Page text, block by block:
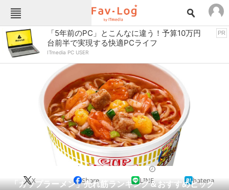
Fav-Logカテゴリー一覧
TOP アウトドア用品
インテリア・収納 おもちゃ・ホビー
キッチン家電
ゲーム
コンテンツ・サービス スイーツ・お菓子
スポーツ・レジャー スマホ・携帯電話
ファッション
ペット 家電
「5年前のPC」とこんなに違う！予算10万円
台前半で実現する快適PCライフ
ITmedia PC USER
PR
「カップラーメン」売れ筋ランキング＆おすすめピック
X Share LINE hatena